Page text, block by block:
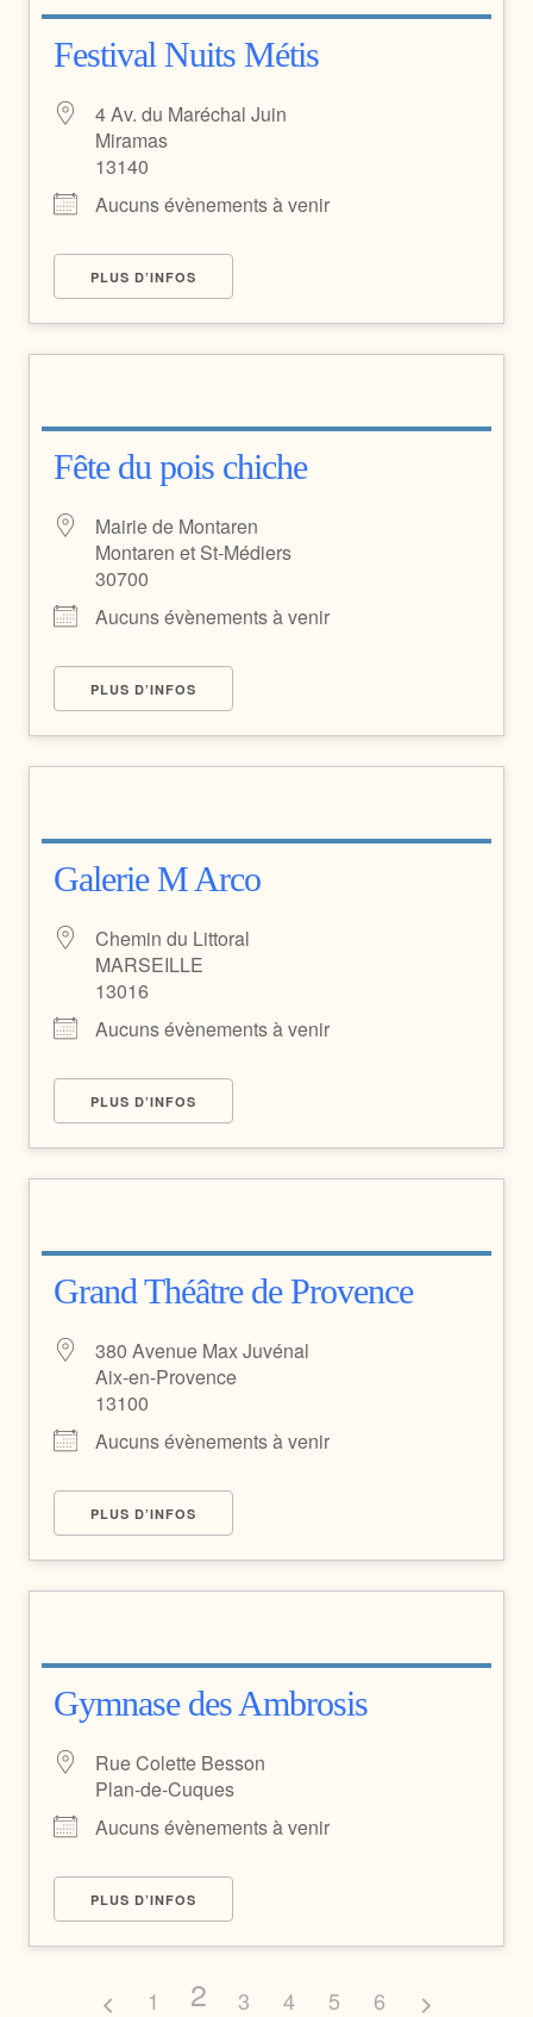
Festival Nuits Métis
4 Av. du Maréchal Juin
Miramas
13140
Aucuns évènements à venir
PLUS D’INFOS
Fête du pois chiche
Mairie de Montaren
Montaren et St-Médiers
30700
Aucuns évènements à venir
PLUS D’INFOS
Galerie M Arco
Chemin du Littoral
MARSEILLE
13016
Aucuns évènements à venir
PLUS D’INFOS
Grand Théâtre de Provence
380 Avenue Max Juvénal
Aix-en-Provence
13100
Aucuns évènements à venir
PLUS D’INFOS
Gymnase des Ambrosis
Rue Colette Besson
Plan-de-Cuques
Aucuns évènements à venir
PLUS D’INFOS
1 2 3 4 5 6